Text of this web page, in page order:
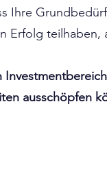
Ihre
Erfolg teilhaben,
ausschöpfen